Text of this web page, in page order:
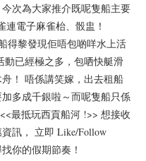
次為大家推介既呢隻船主要
連電子麻雀枱、骰盅！
得黎發現佢唔包啲咩水上活
已經極之多，包哂快艇滑
！ 唔係講笑嫁，出去租船
多成千銀啦～而呢隻船只係
最抵玩西貢船河 !>> 想接收
訊， 立即 Like/Follow
你的假期節奏！